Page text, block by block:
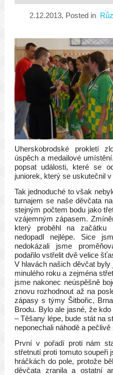
2.12.2013, Posted in
Uherskobrodské prokletí
úspěch a medailové
popsat události, které se
juniorek, který se uskutečnil
Tak jednoduché to však
turnajem se naše děvčata
stejným počtem bodu jako
vzájemným zápasem.
který proběhl na
nedopadl nejlépe. Sice
nedokázali jsme
podařilo vstřelit dvě velice
V hlavách našich děvčat
minulého roku a zejména
jsme nakonec neúspěšně
znovu rozhodnout až na
zápasy s týmy Šitbořic,
Brodu. Bylo ale jasné, že
– Těšany lépe, bude stát na
neponechali náhodě a
První v pořadí proti nám
střetnutí proti tomuto soupeři
hráčkách do pole, protože
děvčata zranila a ostatní